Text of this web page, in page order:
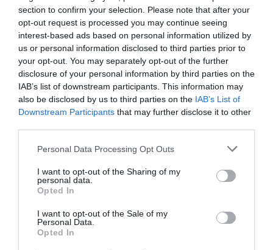
section to confirm your selection. Please note that after your
opt-out request is processed you may continue seeing
interest-based ads based on personal information utilized by
us or personal information disclosed to third parties prior to
your opt-out. You may separately opt-out of the further
disclosure of your personal information by third parties on the
IAB’s list of downstream participants. This information may
also be disclosed by us to third parties on the IAB’s List of
Downstream Participants that may further disclose it to other
Personal Data Processing Opt Outs
I want to opt-out of the Sharing of my
personal data.
Opted In
I want to opt-out of the Sale of my
Personal Data.
Opted In
تخصيص الاستخدام بهذه الطريقة التي ستساعدك في الحصول على
روتين النوم هذا مهم جدا أن تكون قادرا على النوم جيدا والراحة في
حدد جدول نومك